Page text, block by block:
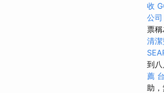
收
公司
票
清
到
薦
助